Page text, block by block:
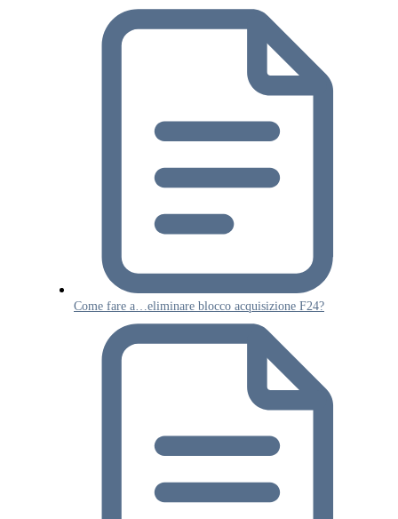
Come fare a…eliminare blocco acquisizione F24?